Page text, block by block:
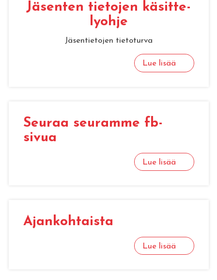
Jä­sen­ten tie­to­jen kä­sit­te­
ly­oh­je
Jäsentietojen tietoturva
Lue lisää
Seu­raa seu­ram­me fb-
sivua
Lue lisää
Ajan­koh­tais­ta
Lue lisää